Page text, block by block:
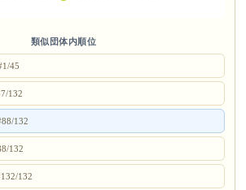
類似団体内順位
45
132
132
132
132